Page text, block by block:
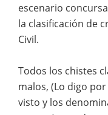
escenario
la clasificación de
Civil.
Todos los chistes
malos, (Lo digo
visto y los